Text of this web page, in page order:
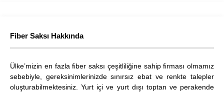
Fiber Saksı Hakkında
Ülke’mizin en fazla fiber saksı çeşitliliğine sahip firması olmamız
sebebiyle, gereksinimlerinizde sınırsız ebat ve renkte talepler
oluşturabilmektesiniz. Yurt içi ve yurt dışı toptan ve perakende